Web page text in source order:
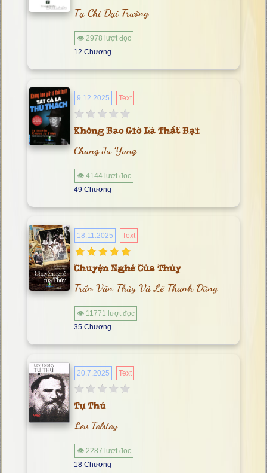
Tạ Chí Đại Trường
👁 2978 lượt đọc
12 Chương
9.12.2025 Text
Không Bao Giờ Là Thất Bại
Chung Ju Yung
👁 4144 lượt đọc
49 Chương
18.11.2025 Text
Chuyện Nghề Của Thủy
Trần Văn Thủy Và Lê Thanh Dũng
👁 11771 lượt đọc
35 Chương
20.7.2025 Text
Tự Thú
Lev Tolstoy
👁 2287 lượt đọc
18 Chương